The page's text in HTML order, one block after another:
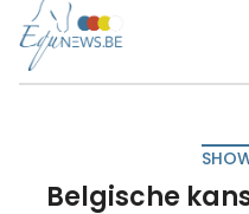
Belgische